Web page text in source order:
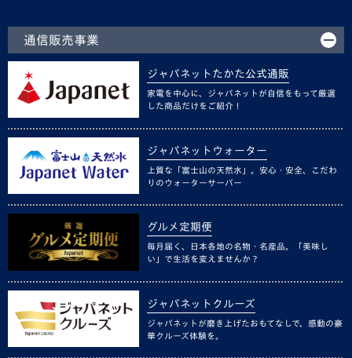
通信販売事業
ジャパネットたかた公式通販
家電を中心に、ジャパネットが自信をもって厳選
した商品だけをご紹介！
ジャパネットウォーター
上質な「富士山の天然水」。安心・安全、こだわ
りのウォーターサーバー
グルメ定期便
毎月届く、日本各地の名物・名産品。「美味し
い」で生活を変えませんか？
ジャパネットクルーズ
ジャパネットが磨き上げたおもてなしで、感動の豪
華クルーズ体験を。